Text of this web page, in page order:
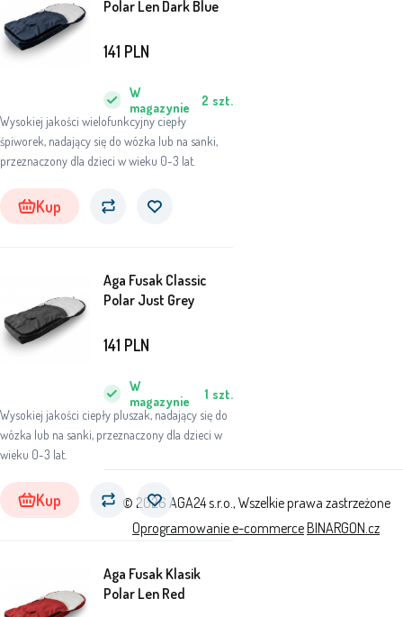
Polar Len Dark Blue
Wysokiej jakości wielofunkcyjny ciepły
śpiworek, nadający się do wózka lub na sanki,
przeznaczony dla dzieci w wieku 0-3 lat.
W
magazynie
2 szt.
141 PLN
Kup
Aga Fusak Classic
Polar Just Grey
Wysokiej jakości ciepły pluszak, nadający się do
wózka lub na sanki, przeznaczony dla dzieci w
wieku 0-3 lat.
W
magazynie
1 szt.
141 PLN
Kup
Aga Fusak Klasik
Polar Len Red
© 2026 AGA24 s.r.o., Wszelkie prawa zastrzeżone
Oprogramowanie e-commerceBINARGON.cz